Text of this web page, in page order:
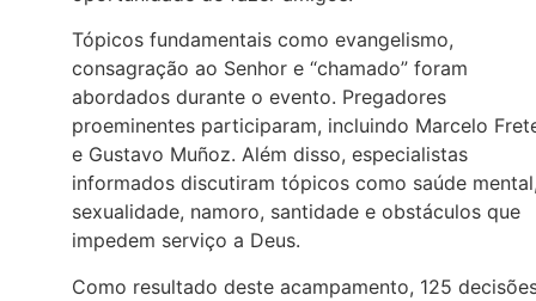
Tópicos fundamentais como evangelismo,
consagração ao Senhor e “chamado” foram
abordados durante o evento. Pregadores
proeminentes participaram, incluindo Marcelo
e Gustavo Muñoz. Além disso, especialistas
informados discutiram tópicos como saúde
sexualidade, namoro, santidade e obstáculos que
impedem serviço a Deus.
Como resultado deste acampamento, 125